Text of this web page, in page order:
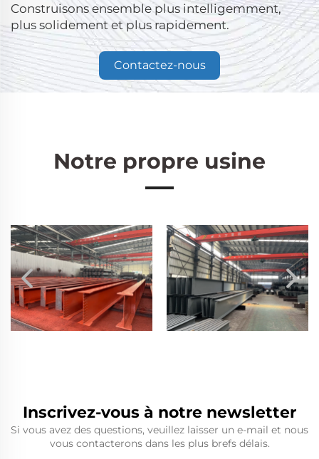
Construisons ensemble plus intelligemment,
plus solidement et plus rapidement.
Contactez-nous
Notre propre usine
Inscrivez-vous à notre newsletter
Si vous avez des questions, veuillez laisser un e-mail et nous
vous contacterons dans les plus brefs délais.